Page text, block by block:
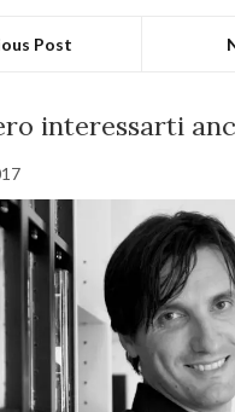
Post
interessarti